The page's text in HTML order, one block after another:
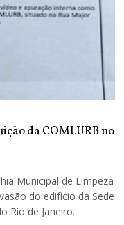
da COMLURB no
Municipal de Limpeza
do edifício da Sede
Rio de Janeiro.